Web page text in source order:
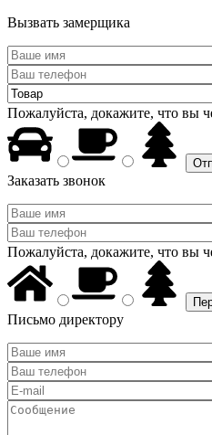
Вызвать замерщика
Пожалуйста, докажите, что вы
Заказать звонок
Пожалуйста, докажите, что вы
Письмо директору